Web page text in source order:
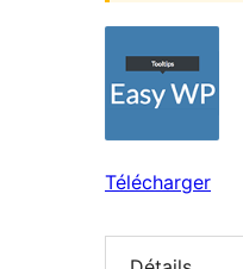
Télécharger